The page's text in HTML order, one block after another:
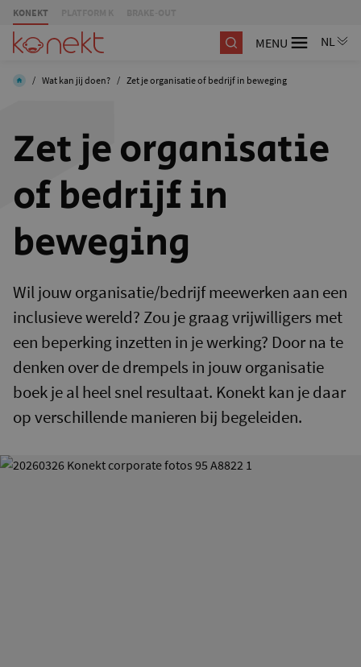
KONEKT
MENU
/ Wat kan jij doen? / Zet je organisatie of bedrijf in beweging
Zet je organisatie
of bedrijf in
beweging
Wil jouw organisatie/bedrijf meewerken aan een
inclusieve wereld? Zou je graag vrijwilligers met
een beperking inzetten in je werking? Door na te
denken over de drempels in jouw organisatie
boek je al heel snel resultaat. Konekt kan je daar
op verschillende manieren bij begeleiden.